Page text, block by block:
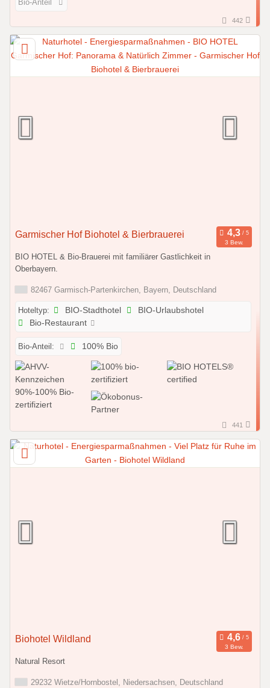
Bio-Anteil
442
Garmischer Hof Biohotel & Bierbrauerei
3 Bew.
BIO HOTEL & Bio-Brauerei mit familiärer Gastlichkeit in
Oberbayern.
82467 Garmisch-Partenkirchen, Bayern, Deutschland
Hoteltyp: BIO-Stadthotel
BIO-Urlaubshotel
Bio-Restaurant
Bio-Anteil: 100% Bio
441
Biohotel Wildland
3 Bew.
Natural Resort
29232 Wietze/Hornbostel, Niedersachsen, Deutschland